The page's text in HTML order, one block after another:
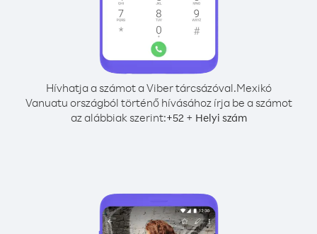
Hívhatja a számot a Viber tárcsázóval.Mexikó
Vanuatu országból történő hívásához írja be a számot
az alábbiak szerint:+52+ Helyi szám